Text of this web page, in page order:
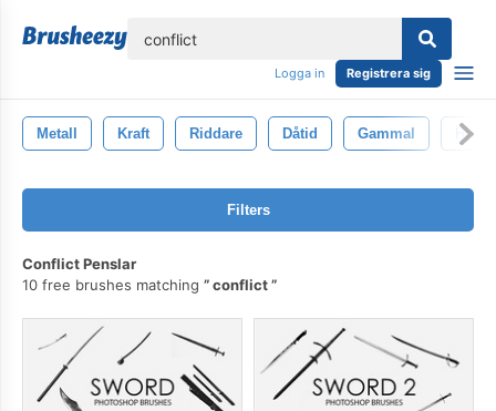
Logga in Registrera sig
Metall Kraft Riddare Dåtid Gammal
Filters
Conflict Penslar
10 free brushes matching
conflict